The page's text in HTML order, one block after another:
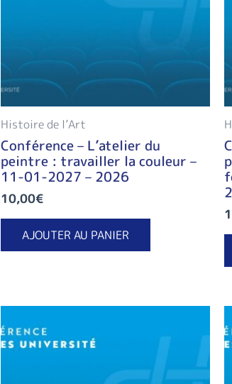
Histoire de l’Art
Conférence – L’atelier du
peintre : travailler la couleur –
11-01-2027 – 2026
10,00€
AJOUTER AU PANIER